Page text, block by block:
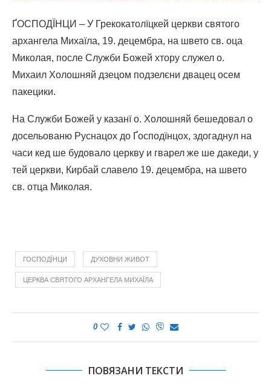
ҐОСПОДЇНЦИ – У Грекокатолїцкей церкви святого
архангела Михаїла, 19. децембра, на швето св. оца
Миколая, после Служби Божей хтору служел о.
Михаил Холошняй дзецом подзелєни двацец осем
пакецики.
На Служби Божей у казанї о. Холошняй бешедовал о
досельованю Руснацох до Ґосподїнцох, здогаднул на
часи кед ше будовало церкву и гварел же ше дакеди, у
тей церкви, Кирбай славело 19. децембра, на швето
св. отца Mиколая.
ГОСПОДЇНЦИ ДУХОВНИ ЖИВОТ
ЦЕРКВА СВЯТОГО АРХАНГЕЛА МИХАЇЛА
0
ПОВЯЗАНИ ТЕКСТИ